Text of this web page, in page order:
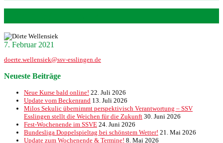
7. Februar 2021
doerte.wellensiek@ssv-esslingen.de
Neueste Beiträge
Neue Kurse bald online! 22. Juli 2026
Update vom Beckenrand 13. Juli 2026
Milos Sekulic übernimmt perspektivisch Verantwortung – SSV
Esslingen stellt die Weichen für die Zukunft 30. Juni 2026
Fest-Wochenende im SSVE 24. Juni 2026
Bundesliga Doppelspieltag bei schönstem Wetter! 21. Mai 2026
Update zum Wochenende & Termine! 8. Mai 2026